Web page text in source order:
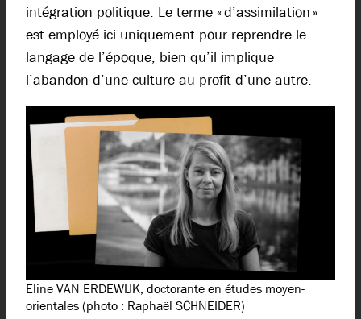
intégration politique. Le terme « d’assimilation »
est employé ici uniquement pour reprendre le
langage de l’époque, bien qu’il implique
l’abandon d’une culture au profit d’une autre.
Eline VAN ERDEWIJK, doctorante en études moyen-
orientales (photo : Raphaël SCHNEIDER)